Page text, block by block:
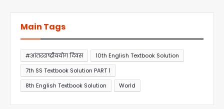
Main Tags
#आंतरराष्ट्रीययोग दिवस
10th English Textbook Solution
7th SS Textbook Solution PART 1
8th English Textbook Solution
World